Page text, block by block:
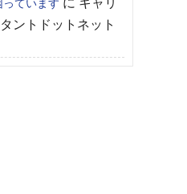
ています
ントドットネット